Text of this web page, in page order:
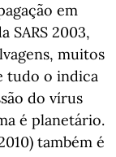
em
SARS 2003,
muitos
tudo o indica
do vírus
é planetário.
também é